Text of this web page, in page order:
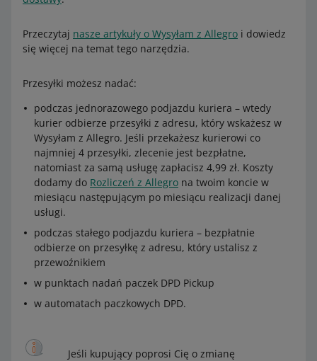
Przeczytaj nasze artykuły o Wysyłam z Allegro i dowiedz
się więcej na temat tego narzędzia.
Przesyłki możesz nadać:
podczas jednorazowego podjazdu kuriera – wtedy
kurier odbierze przesyłki z adresu, który wskażesz w
Wysyłam z Allegro. Jeśli przekażesz kurierowi co
najmniej 4 przesyłki, zlecenie jest bezpłatne,
natomiast za samą usługę zapłacisz 4,99 zł. Koszty
dodamy do Rozliczeń z Allegro na twoim koncie w
miesiącu następującym po miesiącu realizacji danej
usługi.
podczas stałego podjazdu kuriera – bezpłatnie
odbierze on przesyłkę z adresu, który ustalisz z
przewoźnikiem
w punktach nadań paczek DPD Pickup
w automatach paczkowych DPD.
Jeśli kupujący poprosi Cię o zmianę